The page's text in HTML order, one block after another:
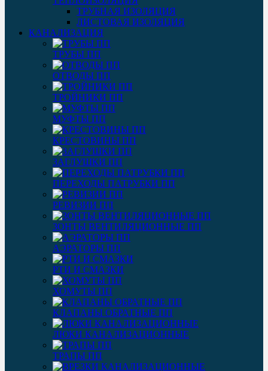
ТРУБНАЯ ИЗОЛЯЦИЯ
ЛИСТОВАЯ ИЗОЛЯЦИЯ
КАНАЛИЗАЦИЯ
ТРУБЫ ПП
ОТВОДЫ ПП
ТРОЙНИКИ ПП
МУФТЫ ПП
КРЕСТОВИНЫ ПП
ЗАГЛУШКИ ПП
ПЕРЕХОДЫ ПАТРУБКИ ПП
РЕВИЗИИ ПП
ЗОНТЫ ВЕНТИЛЯЦИОННЫЕ ПП
АЭРАТОРЫ ПП
РТИ И СМАЗКИ
ХОМУТЫ ПП
КЛАПАНЫ ОБРАТНЫЕ ПП
ЛЮКИ КАНАЛИЗАЦИОННЫЕ
ТРАПЫ ПП